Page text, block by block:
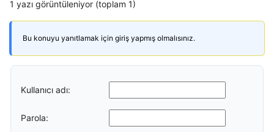
1 yazı görüntüleniyor (toplam 1)
Bu konuyu yanıtlamak için giriş yapmış olmalısınız.
Kullanıcı adı:
Parola: